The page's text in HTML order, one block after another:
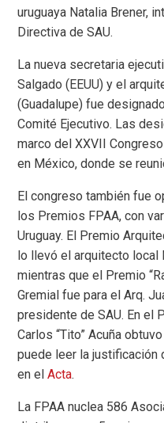
uruguaya Natalia Brener,
Directiva de SAU.
La nueva secretaria
Salgado (EEUU) y el
(Guadalupe) fue
Comité Ejecutivo. Las
marco del XXVII
en México, donde se
El congreso también fue
los Premios FPAA, con
Uruguay. El Premio
lo llevó el arquitecto local
mientras que el Premio
Gremial fue para el Arq.
presidente de SAU. En el
Carlos “Tito” Acuña
puede leer la justificación
en elActa.
La FPAA nuclea 586